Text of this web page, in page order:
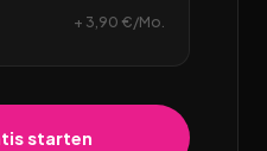
+ 3,90 €/Mo.
starten